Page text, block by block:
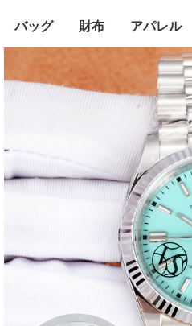
バッグ
LOUIS VUITTON
財布
HERMES
CHANEL
LOUIS VUITTON
Celine
YSL
Miu Miu
Prada
Gucci
Fendi
アパレル
ハイブラ
Supreme
Miu Miu
アウター
LOUIS
MONCLER
Adidas
THE
CHANEL
DIOR
GUCCI
VERSACE
FENDI
子供服切